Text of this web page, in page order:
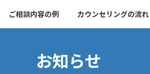
ご相談内容の例 カウンセリングの流れ
お知らせ